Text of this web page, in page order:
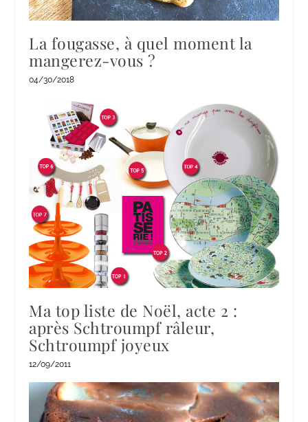
La fougasse, à quel moment la
mangerez-vous ?
04/30/2018
Ma top liste de Noël, acte 2 :
après Schtroumpf râleur,
Schtroumpf joyeux
12/09/2011